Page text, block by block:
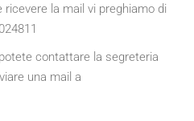
la mail vi preghiamo di
contattare la segreteria
una mail a